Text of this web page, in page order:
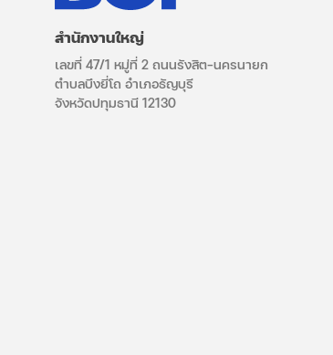
สำนักงานใหญ่
เลขที่ 47/1 หมู่ที่ 2 ถนนรังสิต–นครนายก
ตำบลบึงยี่โถ อำเภอธัญบุรี
จังหวัดปทุมธานี 12130